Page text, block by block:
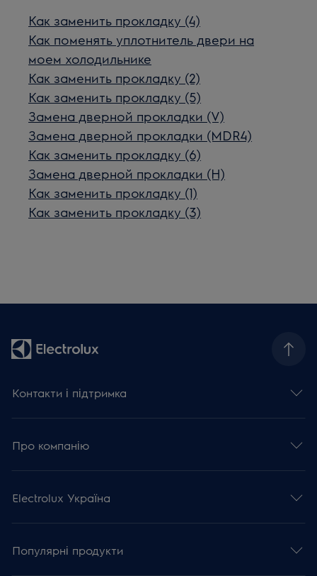
Как заменить прокладку (4)
Как поменять уплотнитель двери на
моем холодильнике
Как заменить прокладку (2)
Как заменить прокладку (5)
Замена дверной прокладки (V)
Замена дверной прокладки (MDR4)
Как заменить прокладку (6)
Замена дверной прокладки (H)
Как заменить прокладку (1)
Как заменить прокладку (3)
Контакти і підтримка
Про компанію
Electrolux Україна
Популярні продукти